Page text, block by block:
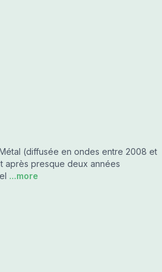
(diffusée en ondes entre 2008 et
après presque deux années
...more